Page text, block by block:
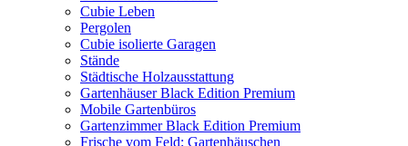
Cubie Leben
Pergolen
Cubie isolierte Garagen
Stände
Städtische Holzausstattung
Gartenhäuser Black Edition Premium
Mobile Gartenbüros
Gartenzimmer Black Edition Premium
Frische vom Feld: Gartenhäuschen